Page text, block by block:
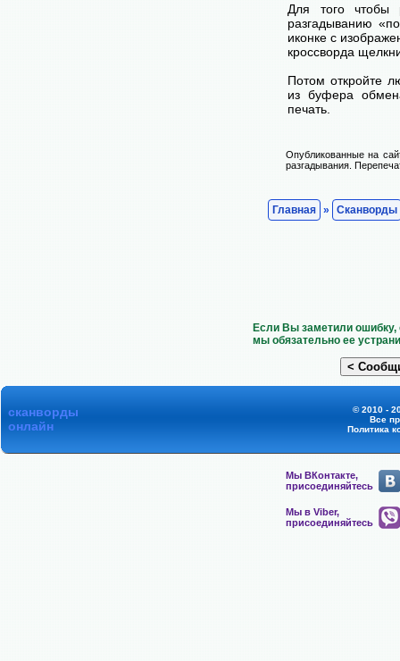
Для того чтобы
разгадыванию
иконке с
кроссворда
Потом откройте
из буфера
печать.
Опубликованные на
разгадывания.
Главная » Сканворды
Если Вы заметили
мы обязательно ее
сканворды
онлайн
© 2010 -
Все
Политика
Мы ВКонтакте,
присоединяйтесь
Мы в Viber,
присоединяйтесь